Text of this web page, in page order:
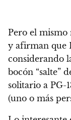
Pero el mismo
y afirman que
considerando
bocón “salte”
solitario a PG-
(uno o más